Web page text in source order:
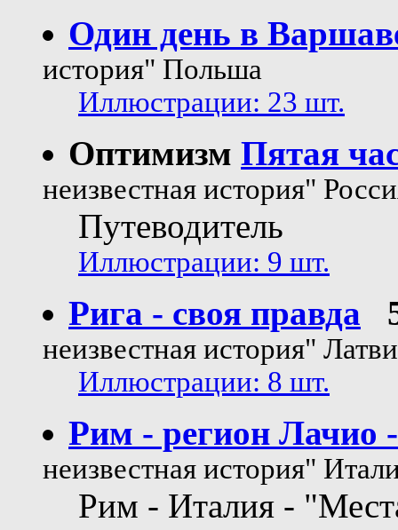
Один день в
история" Польша
Иллюстрации: 23 шт.
Оптимизм Пятая
неизвестная история"
Путеводитель
Иллюстрации: 9 шт.
Рига - своя правда
неизвестная история"
Иллюстрации: 8 шт.
Рим - регион Лачио
неизвестная история"
Рим - Италия -